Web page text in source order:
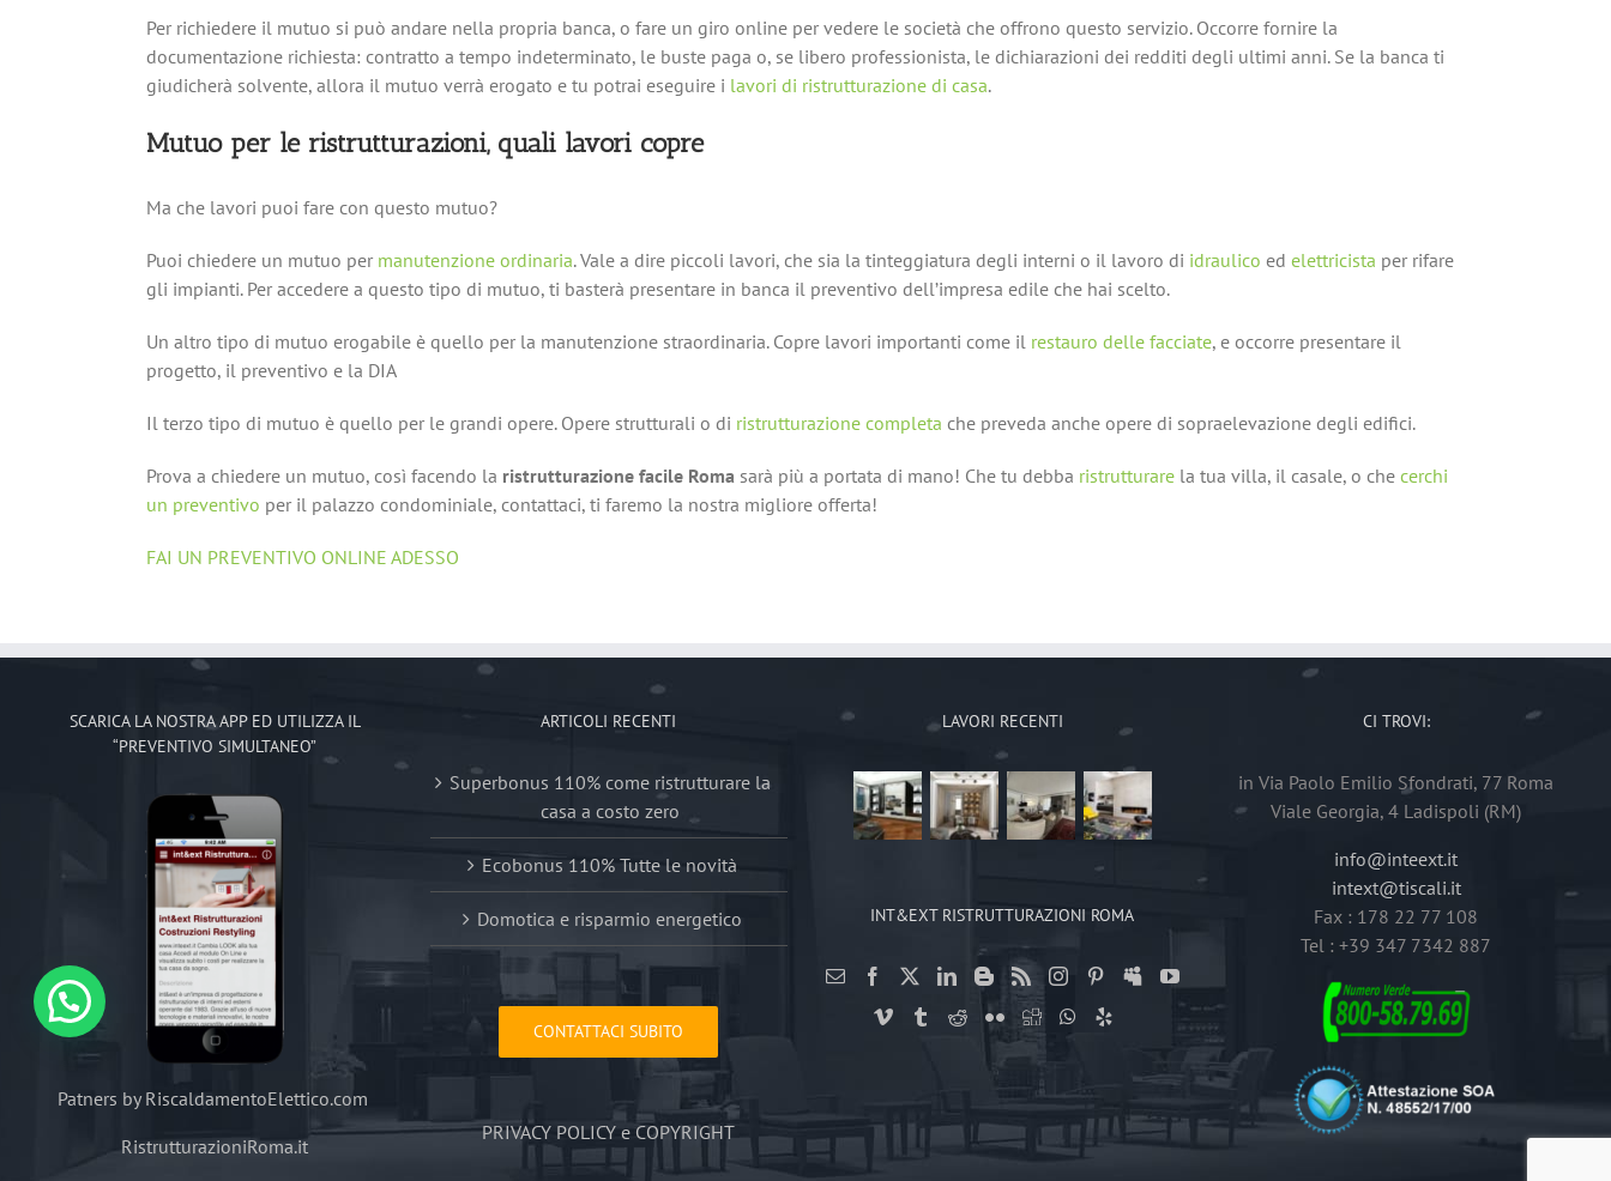
Per richiedere il mutuo si può andare nella propria banca, o fare un giro online per vedere le società che offrono questo servizio. Occorre fornire la
documentazione richiesta: contratto a tempo indeterminato, le buste paga o, se libero professionista, le dichiarazioni dei redditi degli ultimi anni. Se la banca ti
giudicherà solvente, allora il mutuo verrà erogato e tu potrai eseguire i lavori di ristrutturazione di casa.
Mutuo per le ristrutturazioni, quali lavori copre
Ma che lavori puoi fare con questo mutuo?
Puoi chiedere un mutuo per manutenzione ordinaria. Vale a dire piccoli lavori, che sia la tinteggiatura degli interni o il lavoro di idraulico ed elettricista per rifare
gli impianti. Per accedere a questo tipo di mutuo, ti basterà presentare in banca il preventivo dell’impresa edile che hai scelto.
Un altro tipo di mutuo erogabile è quello per la manutenzione straordinaria. Copre lavori importanti come il restauro delle facciate, e occorre presentare il
progetto, il preventivo e la DIA
Il terzo tipo di mutuo è quello per le grandi opere. Opere strutturali o di ristrutturazione completa che preveda anche opere di sopraelevazione degli edifici.
Prova a chiedere un mutuo, così facendo la ristrutturazione facile Roma sarà più a portata di mano! Che tu debba ristrutturare la tua villa, il casale, o che cerchi
un preventivo per il palazzo condominiale, contattaci, ti faremo la nostra migliore offerta!
FAI UN PREVENTIVO ONLINE ADESSO
SCARICA LA NOSTRA APP ED UTILIZZA IL
“PREVENTIVO SIMULTANEO”
Patners by RiscaldamentoElettico.com
RistrutturazioniRoma.it
ARTICOLI RECENTI
Superbonus 110% come ristrutturare la
casa a costo zero
Ecobonus 110% Tutte le novità
Domotica e risparmio energetico
CONTATTACI SUBITO
PRIVACY POLICY e COPYRIGHT
LAVORI RECENTI
INT&EXT RISTRUTTURAZIONI ROMA
CI TROVI:
in Via Paolo Emilio Sfondrati, 77 Roma
Viale Georgia, 4 Ladispoli (RM)
info@inteext.it
intext@tiscali.it
Fax : 178 22 77 108
Tel : +39 347 7342 887